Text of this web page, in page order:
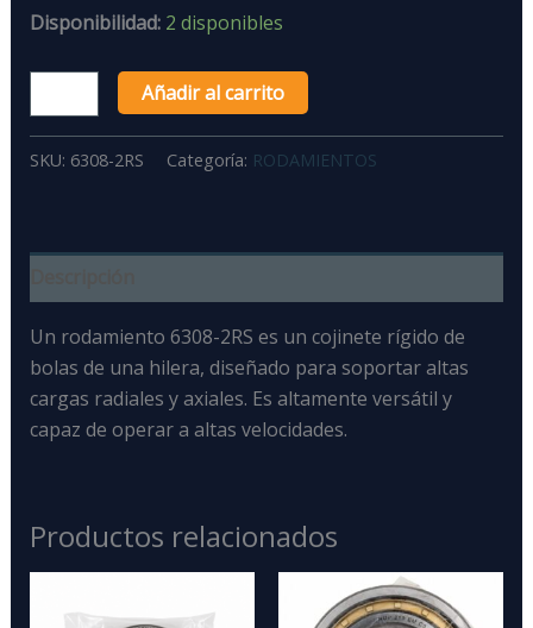
Disponibilidad: 2 disponibles
Añadir al carrito
SKU: 6308-2RS Categoría: RODAMIENTOS
Un rodamiento 6308-2RS es un cojinete rígido de
bolas de una hilera, diseñado para soportar altas
cargas radiales y axiales. Es altamente versátil y
capaz de operar a altas velocidades.
Productos relacionados